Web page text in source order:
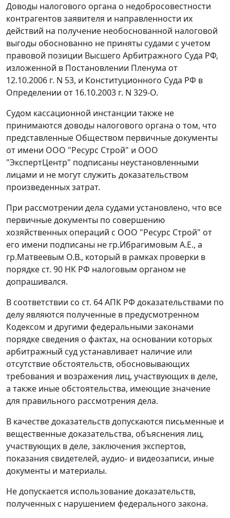
Доводы налогового органа о недобросовестности
контрагентов заявителя и направленности их
действий на получение необоснованной налоговой
выгоды обоснованно не приняты судами с учетом
правовой позиции Высшего Арбитражного Суда РФ,
изложенной в Постановлении Пленума от
12.10.2006 г. N 53, и Конституционного Суда РФ в
Определении от 16.10.2003 г. N 329-О.
Судом кассационной инстанции также не
принимаются доводы налогового органа о том, что
представленные Обществом первичные документы
от имени ООО "Ресурс Строй" и ООО
"ЭкспертЦентр" подписаны неустановленными
лицами и не могут служить доказательством
произведенных затрат.
При рассмотрении дела судами установлено, что все
первичные документы по совершению
хозяйственных операций с ООО "Ресурс Строй" от
его имени подписаны не гр.Ибрагимовым А.Е., а
гр.Матвеевым О.В., который в рамках проверки в
порядке ст. 90 НК РФ налоговым органом не
допрашивался.
В соответствии со ст. 64АПК РФ доказательствами по
делу являются полученные в предусмотренном
Кодексом и другими федеральными законами
порядке сведения о фактах, на основании которых
арбитражный суд устанавливает наличие или
отсутствие обстоятельств, обосновывающих
требования и возражения лиц, участвующих в деле,
а также иные обстоятельства, имеющие значение
для правильного рассмотрения дела.
В качестве доказательств допускаются письменные и
вещественные доказательства, объяснения лиц,
участвующих в деле, заключения экспертов,
показания свидетелей, аудио- и видеозаписи, иные
документы и материалы.
Не допускается использование доказательств,
полученных с нарушением федерального закона.